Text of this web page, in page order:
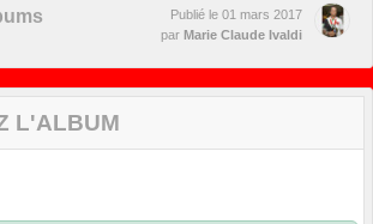
Publié le 01 mars 2017
par Marie Claude Ivaldi
L'ALBUM